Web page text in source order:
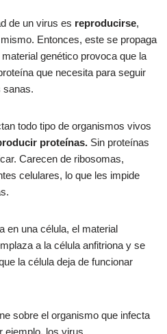
de un virus es reproducirse,
Entonces, este se propaga
genético provoca que la
que necesita para seguir
sanas.
todo tipo de organismos vivos
proteínas. Sin proteínas
Carecen de ribosomas,
celulares, lo que les impide
en una célula, el material
a la célula anfitriona y se
la célula deja de funcionar
sobre el organismo que infecta
ejemplo, los virus